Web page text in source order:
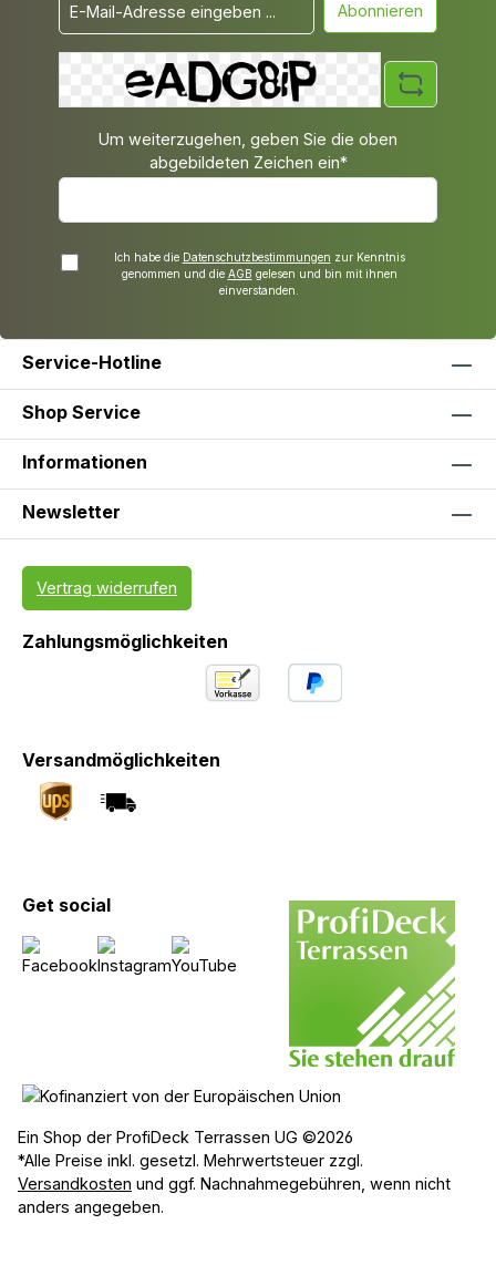
Abonnieren
Um weiterzugehen, geben Sie die oben
abgebildeten Zeichen ein*
Ich habe die Datenschutzbestimmungen zur Kenntnis
genommen und die AGB gelesen und bin mit ihnen
einverstanden.
Service-Hotline
Shop Service
Informationen
Newsletter
Vertrag widerrufen
Zahlungsmöglichkeiten
Versandmöglichkeiten
Get social
Ein Shop der ProfiDeck Terrassen UG ©2026
*Alle Preise inkl. gesetzl. Mehrwertsteuer zzgl.
Versandkosten und ggf. Nachnahmegebühren, wenn nicht
anders angegeben.